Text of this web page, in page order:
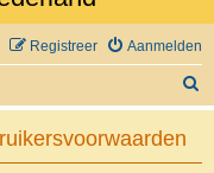
Aanmelden
Registreer
o